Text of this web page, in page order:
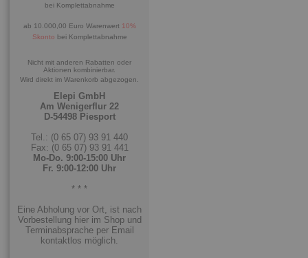
bei Komplettabnahme
ab 10.000,00 Euro Warenwert 10%
Skonto bei Komplettabnahme
Nicht mit anderen Rabatten oder
Aktionen kombinierbar.
Wird direkt im Warenkorb abgezogen.
Elepi GmbH
Am Wenigerflur 22
D-54498 Piesport
Tel.: (0 65 07) 93 91 440
Fax: (0 65 07) 93 91 441
Mo-Do. 9:00-15:00 Uhr
Fr. 9:00-12:00 Uhr
* * *
Eine Abholung vor Ort, ist nach
Vorbestellung hier im Shop und
Terminabsprache per Email
kontaktlos möglich.